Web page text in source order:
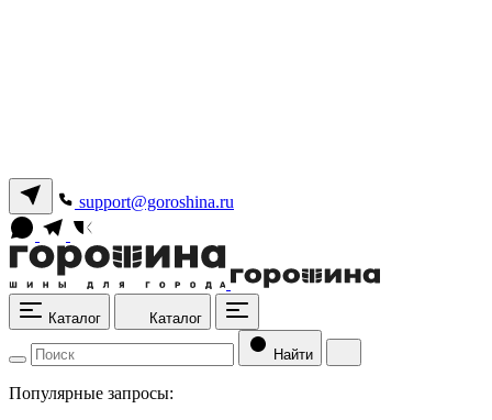
support@goroshina.ru
Каталог Каталог
Найти
Популярные запросы: